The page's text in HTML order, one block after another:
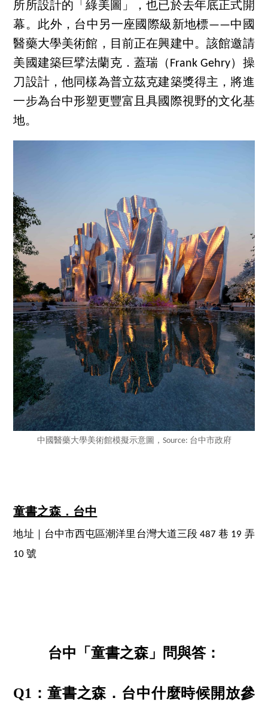
所所設計的「綠美圖」，也已於去年底正式開
幕。此外，台中另一座國際級新地標——中國
醫藥大學美術館，目前正在興建中。該館邀請
美國建築巨擘法蘭克．蓋瑞（Frank Gehry）操
刀設計，他同樣為普立茲克建築獎得主，將進
一步為台中形塑更豐富且具國際視野的文化基
地。
中國醫藥大學美術館模擬示意圖，Source: 台中市政府
童書之森．台中
地址｜台中市西屯區潮洋里台灣大道三段 487 巷 19 弄
10 號
台中「童書之森」問與答：
Q1：童書之森．台中什麼時候開放參